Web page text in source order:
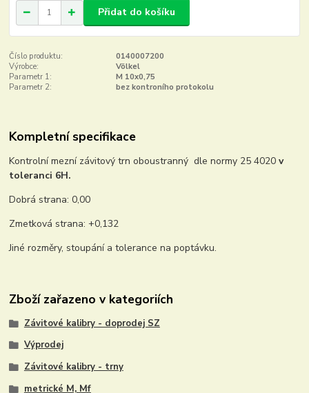
Přidat do košíku
Číslo produktu:
0140007200
Výrobce:
Völkel
Parametr 1:
M 10x0,75
Parametr 2:
bez kontroního protokolu
Kompletní specifikace
Kontrolní mezní závitový trn oboustranný dle normy 25 4020v
toleranci 6H.
Dobrá strana: 0,00
Zmetková strana: +0,132
Jiné rozměry, stoupání a tolerance na poptávku.
Zboží zařazeno v kategoriích
Závitové kalibry - doprodej SZ
Výprodej
Závitové kalibry - trny
metrické M, Mf